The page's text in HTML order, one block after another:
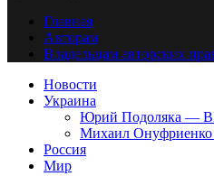
Главная
Авторам
Владельцам авторских
Новости
Украина
Юрий Подоляка —
Михаил
Россия
Мир